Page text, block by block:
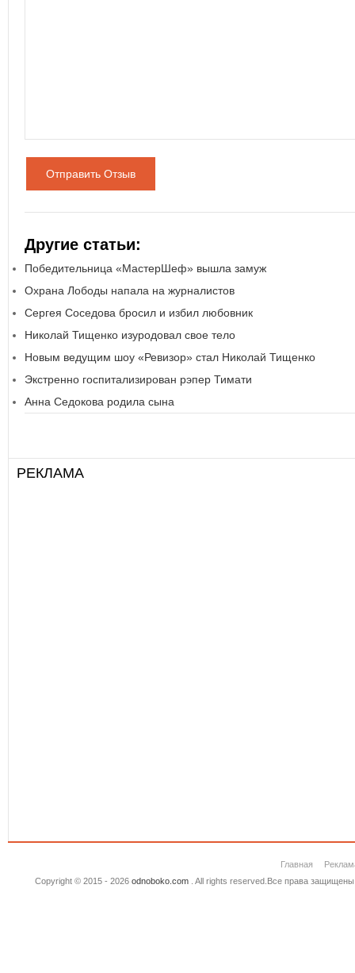
Отправить Отзыв
Другие статьи:
Победительница «МастерШеф» вышла замуж
Охрана Лободы напала на журналистов
Сергея Соседова бросил и избил любовник
Николай Тищенко изуродовал свое тело
Новым ведущим шоу «Ревизор» стал Николай Тищенко
Экстренно госпитализирован рэпер Тимати
Анна Седокова родила сына
РЕКЛАМА
Главная
Copyright © 2015 - 2026 odnoboko.com. All rights reserved.Все права защищены.